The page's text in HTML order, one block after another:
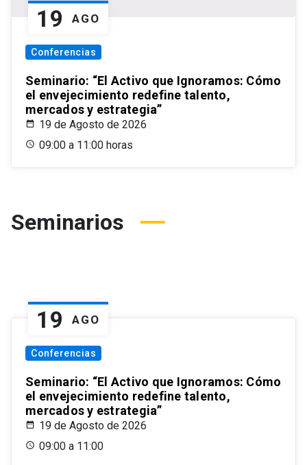
19 AGO
Conferencias
Seminario: “El Activo que Ignoramos: Cómo
el envejecimiento redefine talento,
mercados y estrategia”
19 de Agosto de 2026
09:00 a 11:00 horas
Seminarios
19 AGO
Conferencias
Seminario: “El Activo que Ignoramos: Cómo
el envejecimiento redefine talento,
mercados y estrategia”
19 de Agosto de 2026
09:00 a 11:00